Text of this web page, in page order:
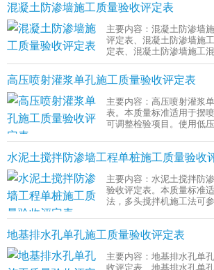
混凝土防渗墙施工质量验收评定表
主要内容：混凝土防渗墙
评定表、混凝土防渗墙施
定表、混凝土防渗墙施工
收评定表。
高压喷射灌浆单孔施工质量验收评定表
主要内容：高压喷射灌浆
表。本质量标准适用于摆
可调整检验项目。使用低
水泥土搅拌防渗墙工程单桩施工质量验收
主要内容：水泥土搅拌防
验收评定表。本质量标准
法，多头搅拌机施工法可参
地基排水孔单孔施工质量验收评定表
主要内容：地基排水孔单
收评定表、地基排水孔单